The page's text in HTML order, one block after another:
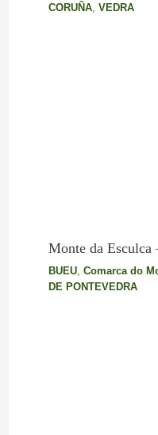
CORUÑA, VEDRA
Monte da Esculca
BUEU, Comarca do
DE PONTEVEDRA